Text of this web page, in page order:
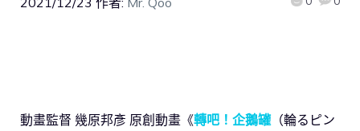
動畫監督 幾原邦彥 原創動畫《轉吧！企鵝罐（輪るピン